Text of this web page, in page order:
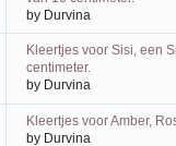
by Durvina
Kleertjes voor Sisi, een
centimeter.
by Durvina
Kleertjes voor Amber,
by Durvina